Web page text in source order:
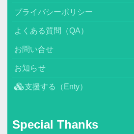
プライバシーポリシー
よくある質問（QA）
お問い合せ
お知らせ
支援する（Enty）
Special Thanks